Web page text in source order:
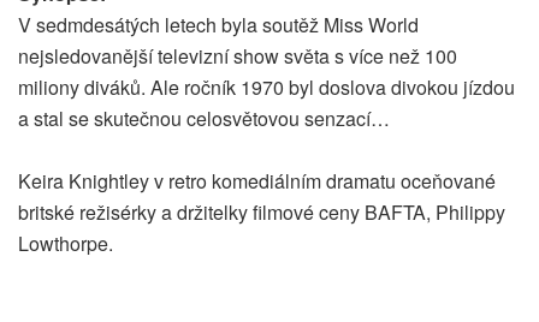
V sedmdesátých letech byla soutěž Miss World
nejsledovanější televizní show světa s více než 100
miliony diváků. Ale ročník 1970 byl doslova divokou jízdou
a stal se skutečnou celosvětovou senzací…
Keira Knightley v retro komediálním dramatu oceňované
britské režisérky a držitelky filmové ceny BAFTA, Philippy
Lowthorpe.